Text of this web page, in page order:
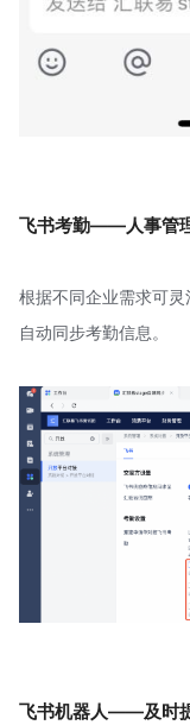
飞书考勤——人事管
根据不同企业需求可灵
自动同步考勤信息。
飞书机器人——及时